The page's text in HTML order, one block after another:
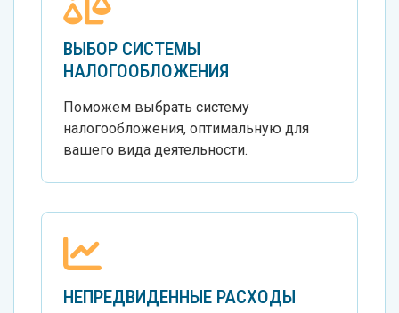
ВЫБОР СИСТЕМЫ
НАЛОГООБЛОЖЕНИЯ
Поможем выбрать систему
налогообложения, оптимальную для
вашего вида деятельности.
НЕПРЕДВИДЕННЫЕ РАСХОДЫ